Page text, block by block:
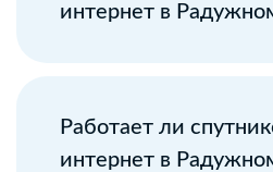
интернет в
Работает ли
интернет в